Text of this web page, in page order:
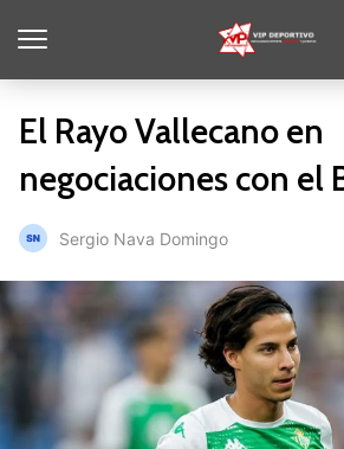
El Rayo Vallecano en
negociaciones con el
Sergio Nava Domingo